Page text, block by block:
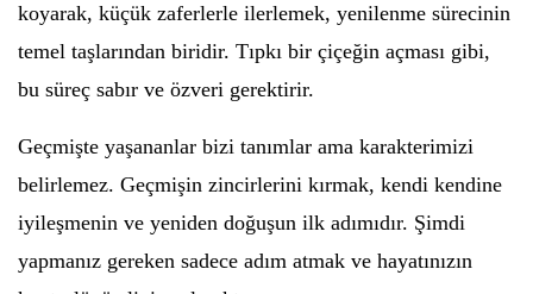
koyarak, küçük zaferlerle ilerlemek, yenilenme sürecinin
temel taşlarından biridir. Tıpkı bir çiçeğin açması gibi,
bu süreç sabır ve özveri gerektirir.
Geçmişte yaşananlar bizi tanımlar ama karakterimizi
belirlemez. Geçmişin zincirlerini kırmak, kendi kendine
iyileşmenin ve yeniden doğuşun ilk adımıdır. Şimdi
yapmanız gereken sadece adım atmak ve hayatınızın